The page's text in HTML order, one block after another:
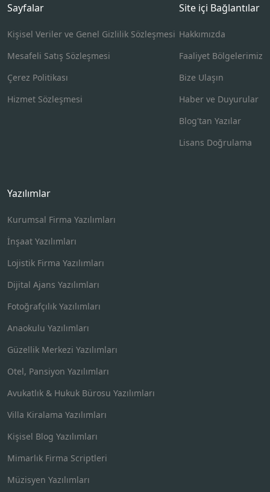
Sayfalar
Kişisel Veriler ve Genel Gizlilik Sözleşmesi
Mesafeli Satış Sözleşmesi
Çerez Politikası
Hizmet Sözleşmesi
Site içi Bağlantılar
Hakkımızda
Faaliyet Bölgelerimiz
Bize Ulaşın
Haber ve Duyurular
Blog'tan Yazılar
Lisans Doğrulama
Yazılımlar
Kurumsal Firma Yazılımları
İnşaat Yazılımları
Lojistik Firma Yazılımları
Dijital Ajans Yazılımları
Fotoğrafçılık Yazılımları
Anaokulu Yazılımları
Güzellik Merkezi Yazılımları
Otel, Pansiyon Yazılımları
Avukatlık & Hukuk Bürosu Yazılımları
Villa Kiralama Yazılımları
Kişisel Blog Yazılımları
Mimarlık Firma Scriptleri
Müzisyen Yazılımları